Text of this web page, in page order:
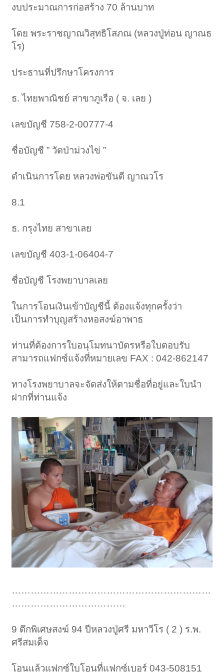
งบประมาณการก่อสร้าง 70 ล้านบาท
โดย พระราชญาณวิสุทธิโสภณ (หลวงปู่ท่อน ญาณธ
โร)
ประธานที่ปรึกษาโครงการ
ธ. ไทยพาณิชย์ สาขาภูเรือ ( จ. เลย )
เลขบัญชี 758-2-00777-4
ชื่อบัญชี ” วัดป่าม่วงไข่ ”
ดำเนินการโดย หลวงพ่อขันตี ญาณวโร
8.1
ธ. กรุงไทย สาขาเลย
เลขบัญชี 403-1-06404-7
ชื่อบัญชี โรงพยาบาลเลย
ในการโอนเงินเข้าบัญชีนี้ ต้องแจ้งทุกครั้งว่า
เป็นการทำบุญสร้างหอสงฆ์อาพาธ
ท่านที่ต้องการใบอนุโมทนาบัตรหรือใบตอบรับ
สามารถแฟกซ์แจ้งที่หมายเลข FAX : 042-862147
ทางโรงพยาบาลจะจัดส่งให้ตามชื่อที่อยู่และใบนำ
ฝากที่ท่านแจ้ง
………………………………………………………
………………………………
9 ตึกพิเศษสงฆ์ 94 ปีหลวงปู่ศรี มหาวีโร ( 2 ) ร.พ.
ศรีสมเด็จ
โอนแล้วแฟกซ์ใบโอนที่แฟกซ์เบอร์ 043-508151